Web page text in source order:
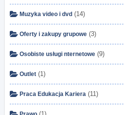
Muzyka video i dvd (14)
Oferty i zakupy grupowe (3)
Osobiste usługi nternetowe (9)
Outlet (1)
Praca Edukacja Kariera (11)